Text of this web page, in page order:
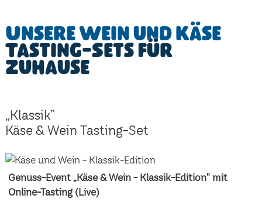
Unsere Wein und Käse
Tasting-Sets für
Zuhause
„Klassik”
Käse & Wein Tasting-Set
Genuss-Event „Käse & Wein - Klassik-Edition" mit
Online-Tasting (Live)